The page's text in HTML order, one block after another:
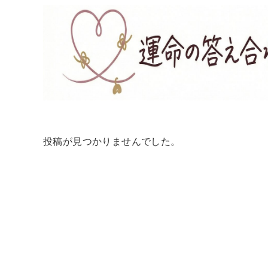
投稿が見つかりませんでした。